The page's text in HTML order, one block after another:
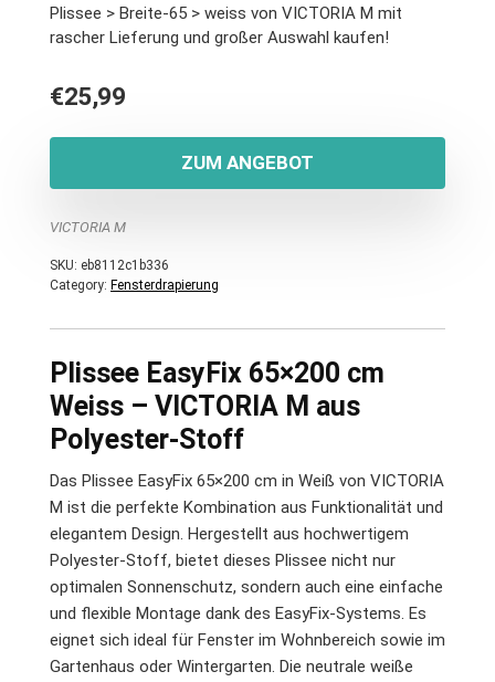
Plissee > Breite-65 > weiss von VICTORIA M mit
rascher Lieferung und großer Auswahl kaufen!
€25,99
ZUM ANGEBOT
VICTORIA M
SKU: eb8112c1b336
Category: Fensterdrapierung
Plissee EasyFix 65×200 cm
Weiss – VICTORIA M aus
Polyester-Stoff
Das Plissee EasyFix 65×200 cm in Weiß von VICTORIA
M ist die perfekte Kombination aus Funktionalität und
elegantem Design. Hergestellt aus hochwertigem
Polyester-Stoff, bietet dieses Plissee nicht nur
optimalen Sonnenschutz, sondern auch eine einfache
und flexible Montage dank des EasyFix-Systems. Es
eignet sich ideal für Fenster im Wohnbereich sowie im
Gartenhaus oder Wintergarten. Die neutrale weiße